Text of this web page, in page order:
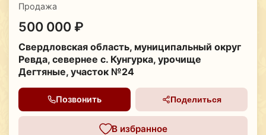
Продажа
500 000 ₽
Свердловская область, муниципальный округ
Ревда, севернее с. Кунгурка, урочище
Дегтяные, участок №24
Позвонить Поделиться
В избранное